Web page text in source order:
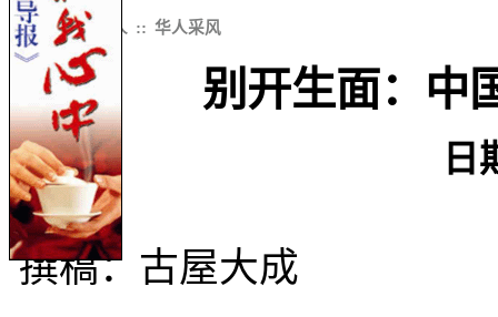
::导报:: 华人 :: 华人采风
别开生面：中
日
撰稿：古屋大成